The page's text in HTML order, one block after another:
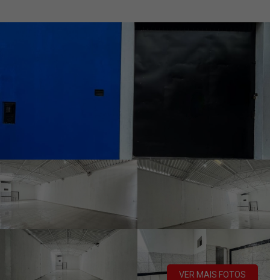
VER MAIS FOTOS